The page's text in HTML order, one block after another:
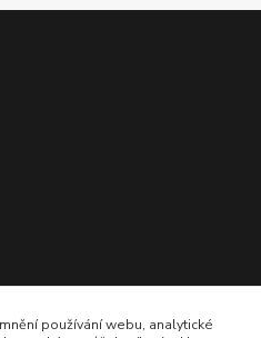
používání webu, analytické